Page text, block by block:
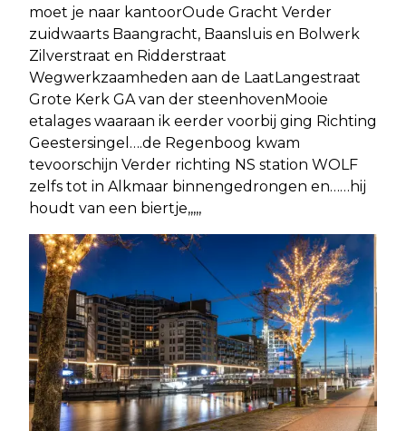
moet je naar kantoorOude Gracht Verder
zuidwaarts Baangracht, Baansluis en Bolwerk
Zilverstraat en Ridderstraat
Wegwerkzaamheden aan de LaatLangestraat
Grote Kerk GA van der steenhovenMooie
etalages waaraan ik eerder voorbij ging Richting
Geestersingel….de Regenboog kwam
tevoorschijn Verder richting NS station WOLF
zelfs tot in Alkmaar binnengedrongen en……hij
houdt van een biertje,,,,,